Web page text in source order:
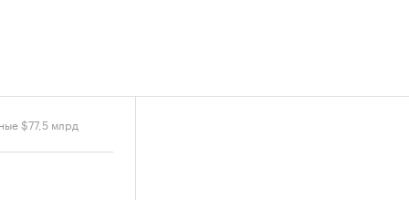
$77,5 млрд